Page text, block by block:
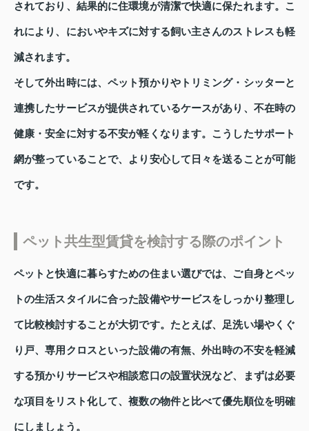
されており、結果的に住環境が清潔で快適に保たれます。こ
れにより、においやキズに対する飼い主さんのストレスも軽
減されます。
そして外出時には、ペット預かりやトリミング・シッターと
連携したサービスが提供されているケースがあり、不在時の
健康・安全に対する不安が軽くなります。こうしたサポート
網が整っていることで、より安心して日々を送ることが可能
です。
ペット共生型賃貸を検討する際のポイント
ペットと快適に暮らすための住まい選びでは、ご自身とペッ
トの生活スタイルに合った設備やサービスをしっかり整理し
て比較検討することが大切です。たとえば、足洗い場やくぐ
り戸、専用クロスといった設備の有無、外出時の不安を軽減
する預かりサービスや相談窓口の設置状況など、まずは必要
な項目をリスト化して、複数の物件と比べて優先順位を明確
にしましょう。